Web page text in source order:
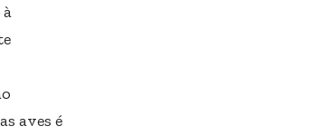
aves é